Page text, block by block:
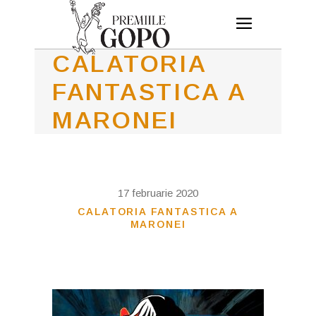
CALATORIA
FANTASTICA A
MARONEI
17 februarie 2020
CALATORIA FANTASTICA A
MARONEI